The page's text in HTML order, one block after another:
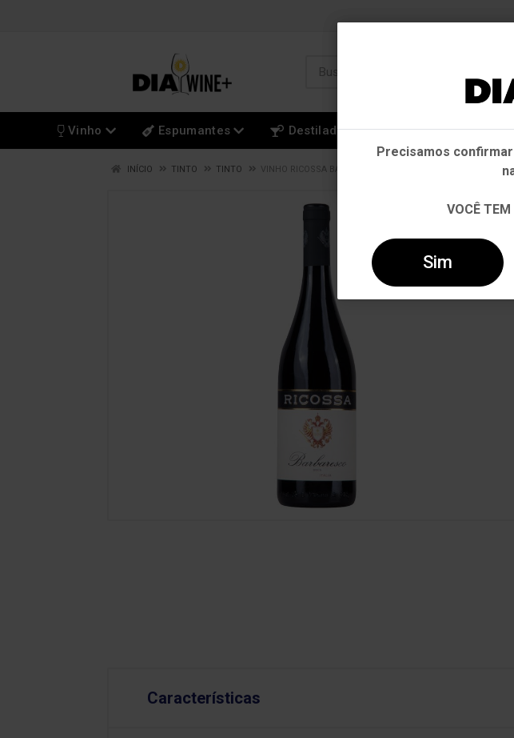
Vinho Espumantes Destilados Cervejas
INÍCIO TINTO TINTO VINHO RICOSSA BARBARESCO DOCG TINTO 750ML
Características
Em que Estado você
Precisamos
VOCÊ
Sim